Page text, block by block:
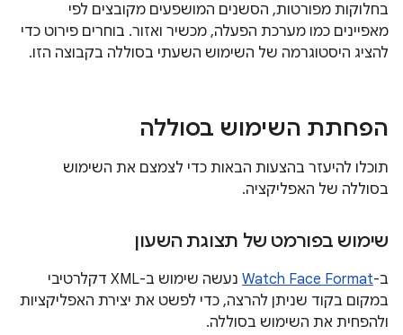
בחלוקות מפורטות, הסשנים המושפעים מקובצים לפי
מאפיינים כמו מערכת הפעלה, מכשיר ואזור. בוחרים פירוט כדי
להציג היסטוגרמה של השימוש השעתי בסוללה בקבוצה הזו.
הפחתת השימוש בסוללה
תוכלו להיעזר בהצעות הבאות כדי לצמצם את השימוש
בסוללה של האפליקציה.
שימוש בפורמט של תצוגת השעון
ב-Watch Face Format
נעשה שימוש ב-XML דקלרטיבי
במקום בקוד שניתן להרצה, כדי לפשט את יצירת האפליקציות
ולהפחית את השימוש בסוללה.